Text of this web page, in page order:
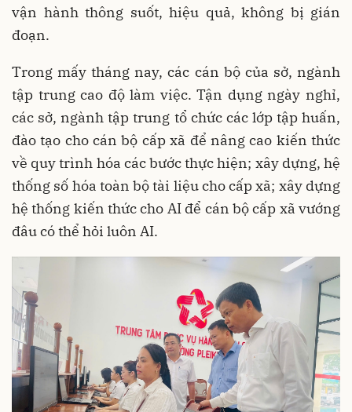
vận hành thông suốt, hiệu quả, không bị gián
đoạn.
Trong mấy tháng nay, các cán bộ của sở, ngành
tập trung cao độ làm việc. Tận dụng ngày nghỉ,
các sở, ngành tập trung tổ chức các lớp tập huấn,
đào tạo cho cán bộ cấp xã để nâng cao kiến thức
về quy trình hóa các bước thực hiện; xây dựng, hệ
thống số hóa toàn bộ tài liệu cho cấp xã; xây dựng
hệ thống kiến thức cho AI để cán bộ cấp xã vướng
đâu có thể hỏi luôn AI.